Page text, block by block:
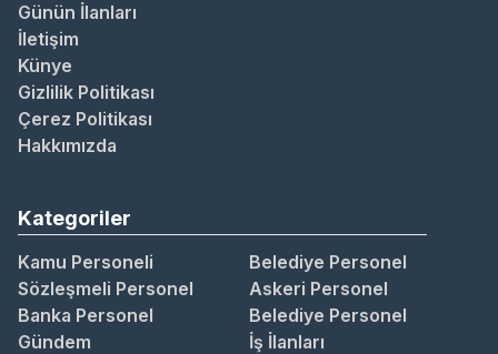
Günün İlanları
İletişim
Künye
Gizlilik Politikası
Çerez Politikası
Hakkımızda
Kategoriler
Kamu Personeli
Belediye Personel
Sözleşmeli Personel
Askeri Personel
Banka Personel
Belediye Personel
Gündem
İş İlanları